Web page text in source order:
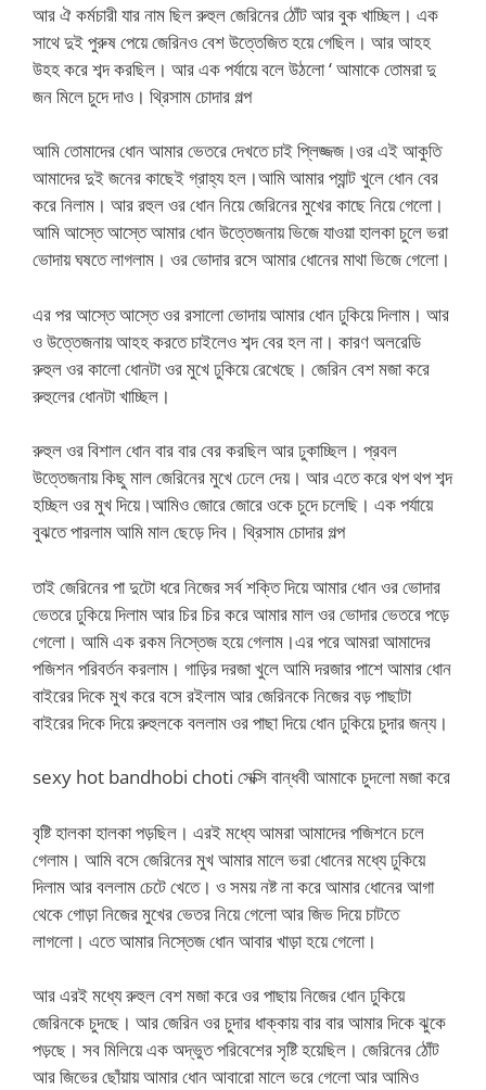
আর ঐ কর্মচারী যার নাম ছিল রুহুল জেরিনের ঠোঁট আর বুক খাচ্ছিল। এক
সাথে দুই পুরুষ পেয়ে জেরিনও বেশ উত্তেজিত হয়ে গেছিল। আর আহহ
উহহ করে শব্দ করছিল। আর এক পর্যায়ে বলে উঠলো ‘ আমাকে তোমরা দু
জন মিলে চুদে দাও। থ্রিসাম চোদার গল্প
আমি তোমাদের ধোন আমার ভেতরে দেখতে চাই প্লিজ্জজ।ওর এই আকুতি
আমাদের দুই জনের কাছেই গ্রাহ্য হল।আমি আমার প্যান্ট খুলে ধোন বের
করে নিলাম। আর রহুল ওর ধোন নিয়ে জেরিনের মুখের কাছে নিয়ে গেলো।
আমি আস্তে আস্তে আমার ধোন উত্তেজনায় ভিজে যাওয়া হালকা চুলে ভরা
ভোদায় ঘষতে লাগলাম। ওর ভোদার রসে আমার ধোনের মাথা ভিজে গেলো।
এর পর আস্তে আস্তে ওর রসালো ভোদায় আমার ধোন ঢুকিয়ে দিলাম। আর
ও উত্তেজনায় আহহ করতে চাইলেও শব্দ বের হল না। কারণ অলরেডি
রুহুল ওর কালো ধোনটা ওর মুখে ঢুকিয়ে রেখেছে। জেরিন বেশ মজা করে
রুহুলের ধোনটা খাচ্ছিল।
রুহুল ওর বিশাল ধোন বার বার বের করছিল আর ঢুকাচ্ছিল। প্রবল
উত্তেজনায় কিছু মাল জেরিনের মুখে ঢেলে দেয়। আর এতে করে থপ থপ শব্দ
হচ্ছিল ওর মুখ দিয়ে।আমিও জোরে জোরে ওকে চুদে চলেছি। এক পর্যায়ে
বুঝতে পারলাম আমি মাল ছেড়ে দিব। থ্রিসাম চোদার গল্প
তাই জেরিনের পা দুটো ধরে নিজের সর্ব শক্তি দিয়ে আমার ধোন ওর ভোদার
ভেতরে ঢুকিয়ে দিলাম আর চির চির করে আমার মাল ওর ভোদার ভেতরে পড়ে
গেলো। আমি এক রকম নিস্তেজ হয়ে গেলাম।এর পরে আমরা আমাদের
পজিশন পরিবর্তন করলাম। গাড়ির দরজা খুলে আমি দরজার পাশে আমার ধোন
বাইরের দিকে মুখ করে বসে রইলাম আর জেরিনকে নিজের বড় পাছাটা
বাইরের দিকে দিয়ে রুহুলকে বললাম ওর পাছা দিয়ে ধোন ঢুকিয়ে চুদার জন্য।
sexy hot bandhobi choti সেক্সি বান্ধবী আমাকে চুদলো মজা করে
বৃষ্টি হালকা হালকা পড়ছিল। এরই মধ্যে আমরা আমাদের পজিশনে চলে
গেলাম। আমি বসে জেরিনের মুখ আমার মালে ভরা ধোনের মধ্যে ঢুকিয়ে
দিলাম আর বললাম চেটে খেতে। ও সময় নষ্ট না করে আমার ধোনের আগা
থেকে গোড়া নিজের মুখের ভেতর নিয়ে গেলো আর জিভ দিয়ে চাটতে
লাগলো। এতে আমার নিস্তেজ ধোন আবার খাড়া হয়ে গেলো।
আর এরই মধ্যে রুহুল বেশ মজা করে ওর পাছায় নিজের ধোন ঢুকিয়ে
জেরিনকে চুদছে। আর জেরিন ওর চুদার ধাক্কায় বার বার আমার দিকে ঝুকে
পড়ছে। সব মিলিয়ে এক অদ্ভুত পরিবেশের সৃষ্টি হয়েছিল। জেরিনের ঠোঁট
আর জিভের ছোঁয়ায় আমার ধোন আবারো মালে ভরে গেলো আর আমিও